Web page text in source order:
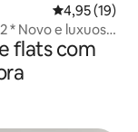
4,95 de uma
4,95 (19)
* Novo e luxuoso
apartamento
flats com